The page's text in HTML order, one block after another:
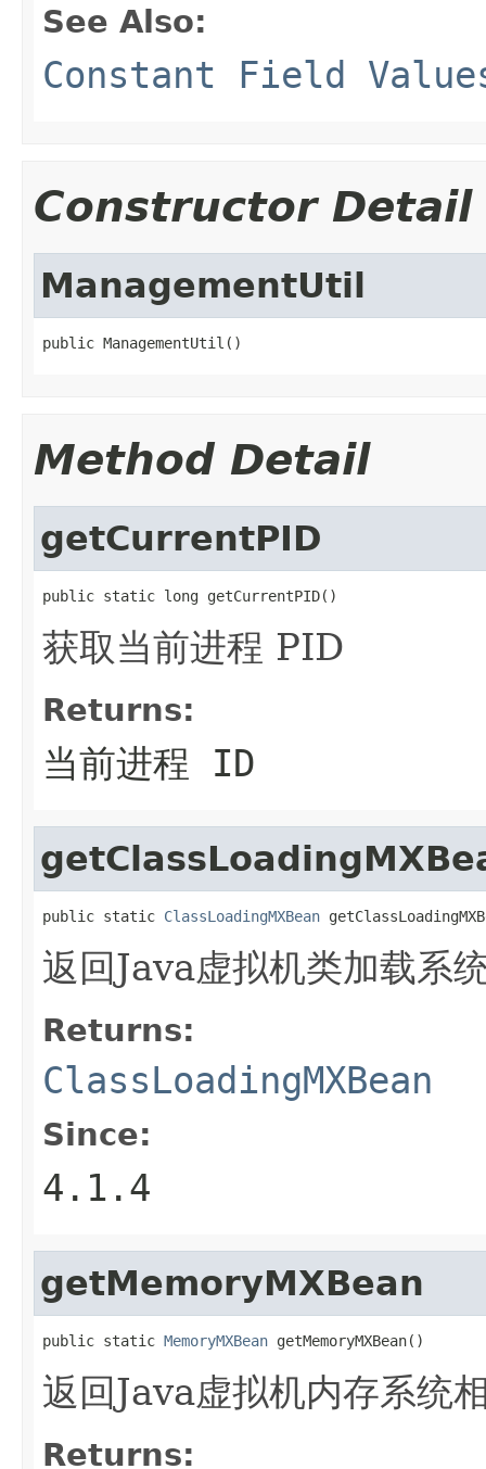
See Also:
Constant Field
Constructor Detail
ManagementUtil
public ManagementUtil()
Method Detail
getCurrentPID
public static long getCurrentPID()
获取当前进程 PID
Returns:
当前进程 ID
public static ClassLoadingMXBean
返回Java虚拟机类加载系
Returns:
ClassLoadingMXBean
Since:
4.1.4
getMemoryMXBean
public static MemoryMXBean getMemoryMXBean()
返回Java虚拟机内存系统
Returns: